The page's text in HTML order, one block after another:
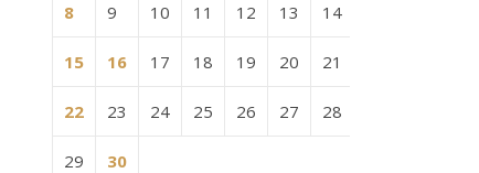
8 9 10 11 12 13 14
15 16 17 18 19 20 21
22 23 24 25 26 27 28
29 30